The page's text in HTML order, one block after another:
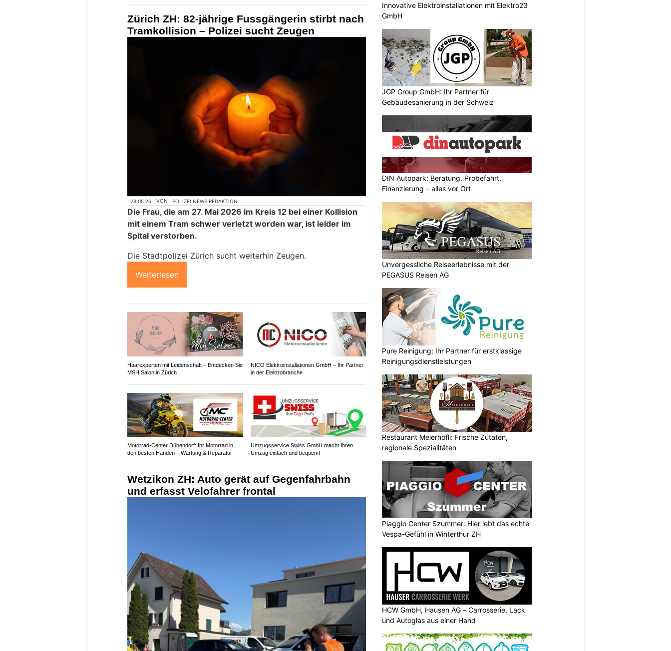
Zürich ZH: 82-jährige Fussgängerin stirbt nach
Tramkollision – Polizei sucht Zeugen
28.05.26 VON POLIZEI.NEWS REDAKTION
Die Frau, die am 27. Mai 2026 im Kreis 12 bei einer Kollision
mit einem Tram schwer verletzt worden war, ist leider im
Spital verstorben.
Die Stadtpolizei Zürich sucht weiterhin Zeugen.
Weiterlesen
Haarexperten mit Leidenschaft – Entdecken Sie
MSH Salon in Zürich
NICO Elektroinstallationen GmbH – Ihr Partner
in der Elektrobranche
Motorrad-Center Dübendorf: Ihr Motorrad in
den besten Händen – Wartung & Reparatur
Umzugsservice Swiss GmbH macht Ihren
Umzug einfach und bequem!
Wetzikon ZH: Auto gerät auf Gegenfahrbahn
und erfasst Velofahrer frontal
Innovative Elektroinstallationen mit Elektro23
GmbH
JGP Group GmbH: Ihr Partner für
Gebäudesanierung in der Schweiz
DIN Autopark: Beratung, Probefahrt,
Finanzierung – alles vor Ort
Unvergessliche Reiseerlebnisse mit der
PEGASUS Reisen AG
Pure Reinigung: Ihr Partner für erstklassige
Reinigungsdienstleistungen
Restaurant Meierhöfli: Frische Zutaten,
regionale Spezialitäten
Piaggio Center Szummer: Hier lebt das echte
Vespa-Gefühl in Winterthur ZH
HCW GmbH, Hausen AG – Carrosserie, Lack
und Autoglas aus einer Hand